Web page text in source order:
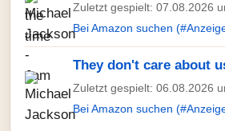
Zuletzt gespielt: 07.08.2026
Bei Amazon suchen
They don't care about
Zuletzt gespielt: 06.08.2026
Bei Amazon suchen